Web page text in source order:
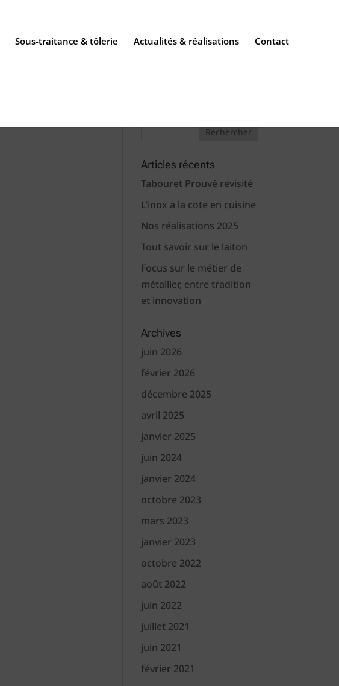
Sous-traitance & tôlerie Actualités & réalisations Contact
Articles récents
Tabouret Prouvé revisité
L’inox a la cote en cuisine
Nos réalisations 2025
Tout savoir sur le laiton
Focus sur le métier de
métallier, entre tradition
et innovation
Archives
juin 2026
février 2026
décembre 2025
avril 2025
janvier 2025
juin 2024
janvier 2024
octobre 2023
mars 2023
janvier 2023
octobre 2022
août 2022
juin 2022
juillet 2021
juin 2021
février 2021